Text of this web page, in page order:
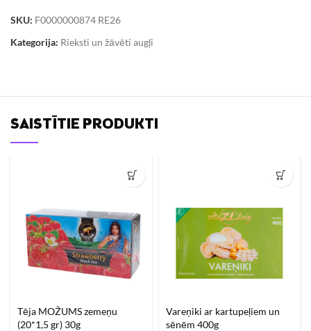
SKU: F0000000874 RE26
Kategorija: Rieksti un žāvēti augļi
SAISTĪTIE PRODUKTI
Tēja MOŽUMS zemeņu
(20*1,5 gr) 30g
Vareņiki ar kartupeļiem un
sēnēm 400g